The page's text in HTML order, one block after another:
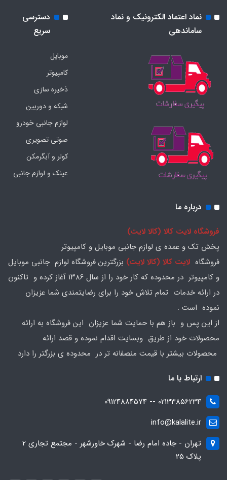
نماد اعتماد الکترونیک و نماد
ساماندهی
دسترسی
سریع
موبایل
کامپیوتر
ذخیره سازی
شبکه و دوربین
لوازم جانبی خودرو
صوتی تصویری
کولر و آبگرمکن
عینک و لوازم جانبی
درباره ما
فروشگاه لایت کالا (کالا لایت)
پخش تک و عمده ی لوازم جانبی موبایل و کامپیوتر
فروشگاه لایت کالا (کالا لایت) بزرگترین فروشگاه لوازم جانبی موبایل
و کامپیوتر در محدوده که کار خود را از سال ۱۳۸۶ آغاز کرده و تاکنون
در ارائه خدمات تمام تلاش خود را برای رضایتمندی شما عزیزان
نموده است .
از این پس و باز هم با حمایت شما عزیزان این فروشگاه به ارائه
محصولات خود از طریق وبسایت اقدام نموده و قصد ارائه
محصولات بیشتر با قیمت منصفانه تر در محدوده ی بزرگتر را دارد
ارتباط با ما
02133856234 -- 09124884574
info@kalalite.ir
تهران - جاده امام رضا - شهرک خاورشهر - مجتمع تجاری 2
پلاک 25